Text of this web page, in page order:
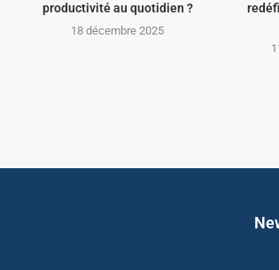
productivité au quotidien ?
18 décembre 2025